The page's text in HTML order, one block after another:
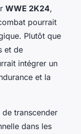
WWE 2K24,
pourrait
Plutôt que
et de
intégrer un
et la
de transcender
dans les